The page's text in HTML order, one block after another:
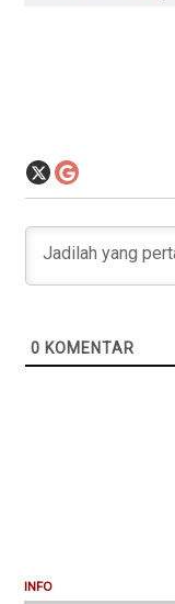
0 KOMENTAR
INFO